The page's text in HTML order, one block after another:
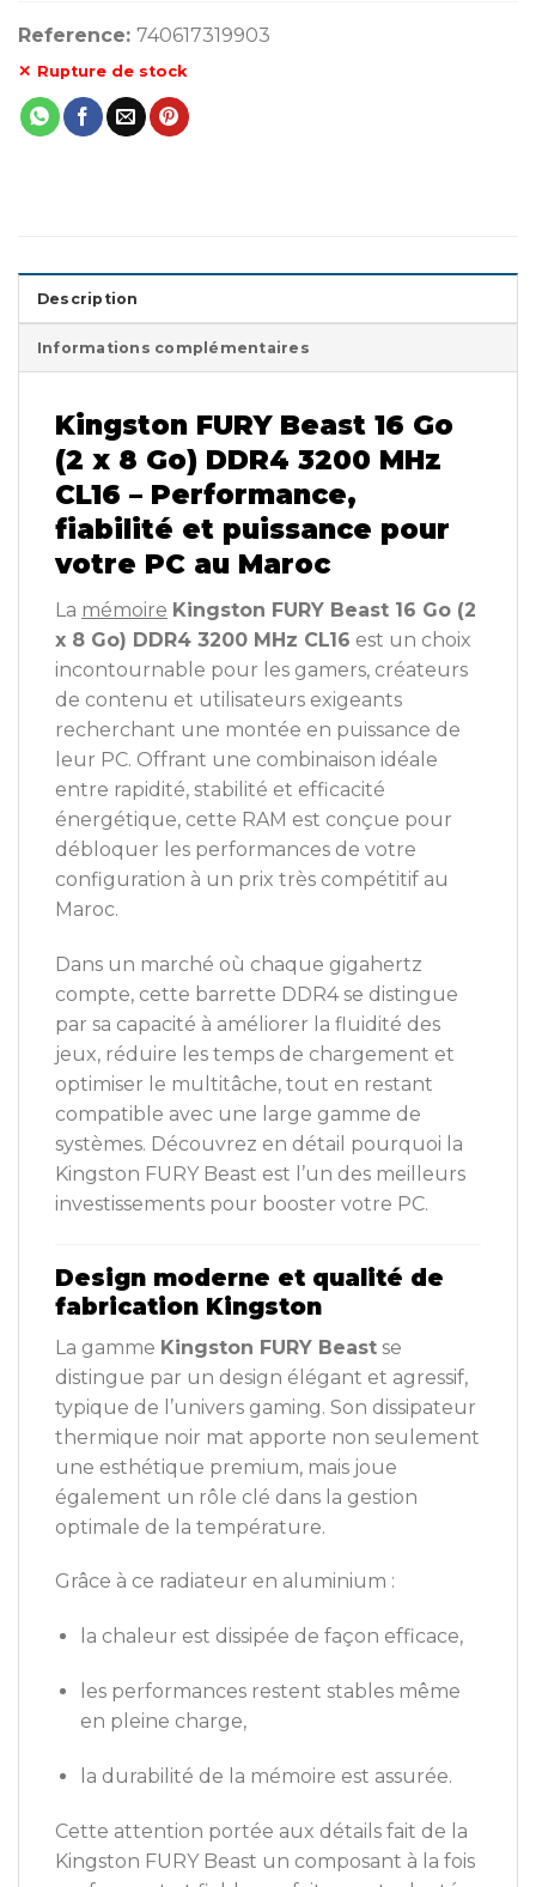
Reference: 740617319903
Rupture de stock
Description
Informations complémentaires
Kingston FURY Beast 16 Go
(2 x 8 Go) DDR4 3200 MHz
CL16 – Performance,
fiabilité et puissance pour
votre PC au Maroc
La mémoire Kingston FURY Beast 16 Go (2
x 8 Go) DDR4 3200 MHz CL16 est un choix
incontournable pour les gamers, créateurs
de contenu et utilisateurs exigeants
recherchant une montée en puissance de
leur PC. Offrant une combinaison idéale
entre rapidité, stabilité et efficacité
énergétique, cette RAM est conçue pour
débloquer les performances de votre
configuration à un prix très compétitif au
Maroc.
Dans un marché où chaque gigahertz
compte, cette barrette DDR4 se distingue
par sa capacité à améliorer la fluidité des
jeux, réduire les temps de chargement et
optimiser le multitâche, tout en restant
compatible avec une large gamme de
systèmes. Découvrez en détail pourquoi la
Kingston FURY Beast est l’un des meilleurs
investissements pour booster votre PC.
Design moderne et qualité de
fabrication Kingston
La gamme Kingston FURY Beast se
distingue par un design élégant et agressif,
typique de l’univers gaming. Son dissipateur
thermique noir mat apporte non seulement
une esthétique premium, mais joue
également un rôle clé dans la gestion
optimale de la température.
Grâce à ce radiateur en aluminium :
la chaleur est dissipée de façon efficace,
les performances restent stables même
en pleine charge,
la durabilité de la mémoire est assurée.
Cette attention portée aux détails fait de la
Kingston FURY Beast un composant à la fois